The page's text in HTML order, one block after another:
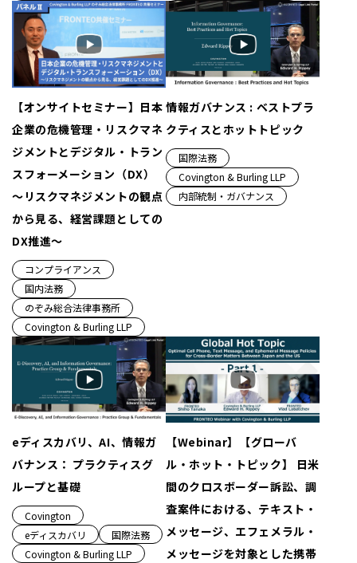
【オンサイトセミナー】日本
企業の危機管理・リスクマネ
ジメントとデジタル・トラン
スフォーメーション（DX）
〜リスクマネジメントの観点
から見る、経営課題としての
DX推進〜
コンプライアンス
国内法務
のぞみ総合法律事務所
Covington & Burling LLP
情報ガバナンス : ベストプラ
クティスとホットトピック
国際法務
Covington & Burling LLP
内部統制・ガバナンス
eディスカバリ、AI、情報ガ
バナンス： プラクティスグ
ループと基礎
Covington
eディスカバリ
国際法務
Covington & Burling LLP
【Webinar】【グローバ
ル・ホット・トピック】 日米
間のクロスボーダー訴訟、調
査案件における、テキスト・
メッセージ、エフェメラル・
メッセージを対象とした携帯